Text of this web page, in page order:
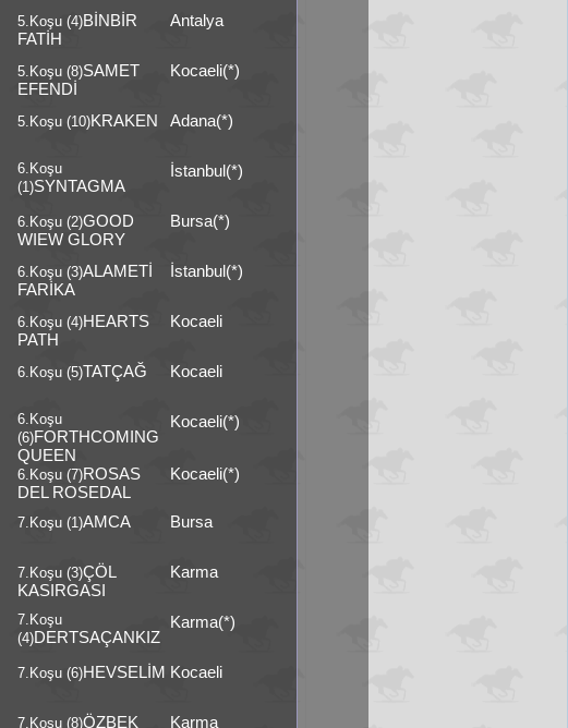
5.Koşu (4)BİNBİR
FATİH
Antalya
5.Koşu (8)SAMET
EFENDİ
Kocaeli(*)
5.Koşu (10)KRAKEN Adana(*)
6.Koşu
(1)SYNTAGMA
İstanbul(*)
6.Koşu (2)GOOD
WIEW GLORY
Bursa(*)
6.Koşu (3)ALAMETİ
FARİKA
İstanbul(*)
6.Koşu (4)HEARTS
PATH
Kocaeli
6.Koşu (5)TATÇAĞ Kocaeli
6.Koşu
(6)FORTHCOMING
QUEEN
Kocaeli(*)
6.Koşu (7)ROSAS
DEL ROSEDAL
Kocaeli(*)
7.Koşu (1)AMCA Bursa
7.Koşu (3)ÇÖL
KASIRGASI
Karma
7.Koşu
(4)DERTSAÇANKIZ
Karma(*)
7.Koşu (6)HEVSELİM Kocaeli
7.Koşu (8)ÖZBEK Karma